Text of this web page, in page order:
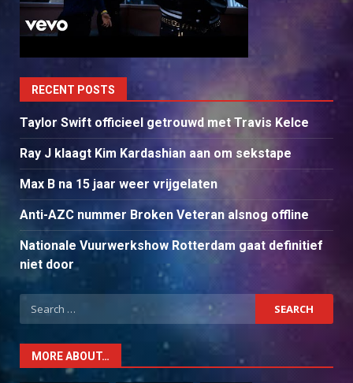
RECENT POSTS
Taylor Swift officieel getrouwd met Travis Kelce
Ray J klaagt Kim Kardashian aan om sekstape
Max B na 15 jaar weer vrijgelaten
Anti-AZC nummer Broken Veteran alsnog offline
Nationale Vuurwerkshow Rotterdam gaat definitief
niet door
Search
for:
MORE ABOUT…